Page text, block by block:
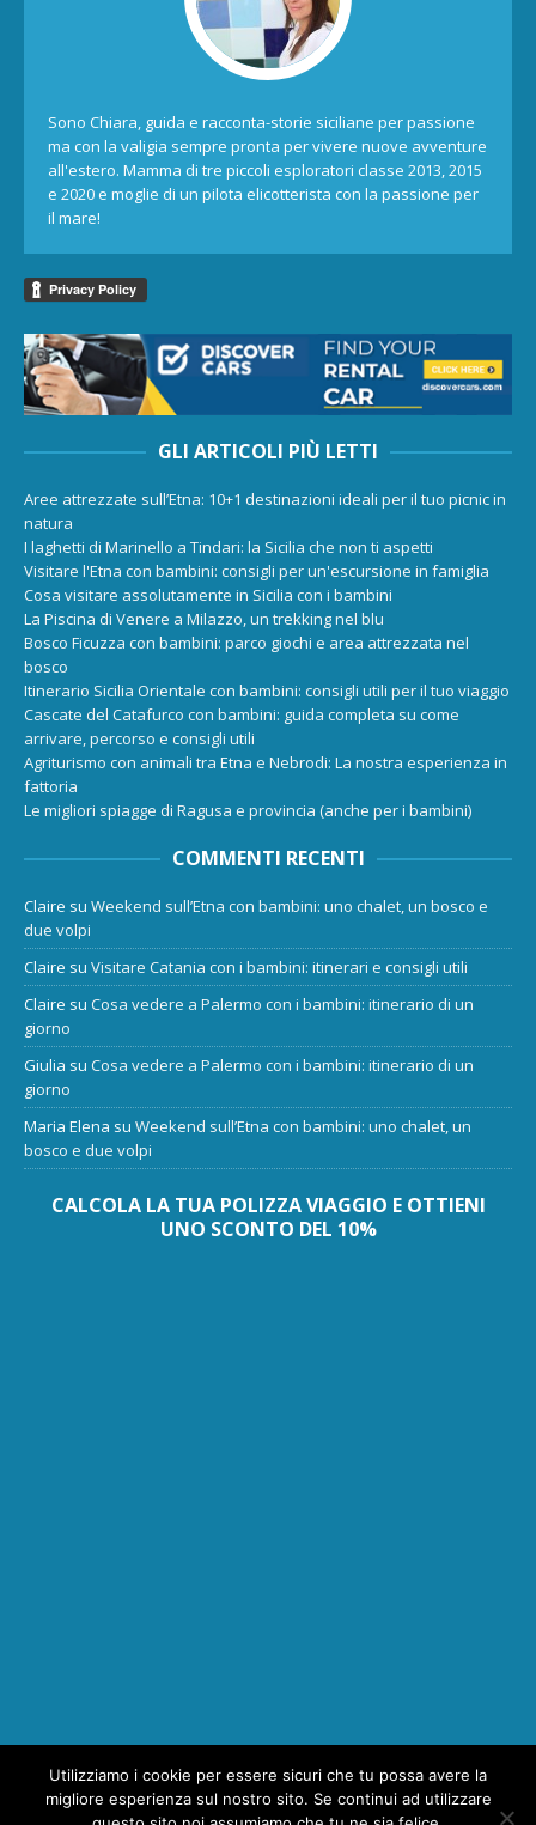
Sono Chiara, guida e racconta-storie siciliane per passione
ma con la valigia sempre pronta per vivere nuove avventure
all'estero. Mamma di tre piccoli esploratori classe 2013, 2015
e 2020 e moglie di un pilota elicotterista con la passione per
il mare!
GLI ARTICOLI PIÙ LETTI
Aree attrezzate sull’Etna: 10+1 destinazioni ideali per il tuo picnic in
natura
I laghetti di Marinello a Tindari: la Sicilia che non ti aspetti
Visitare l'Etna con bambini: consigli per un'escursione in famiglia
Cosa visitare assolutamente in Sicilia con i bambini
La Piscina di Venere a Milazzo, un trekking nel blu
Bosco Ficuzza con bambini: parco giochi e area attrezzata nel
bosco
Itinerario Sicilia Orientale con bambini: consigli utili per il tuo viaggio
Cascate del Catafurco con bambini: guida completa su come
arrivare, percorso e consigli utili
Agriturismo con animali tra Etna e Nebrodi: La nostra esperienza in
fattoria
Le migliori spiagge di Ragusa e provincia (anche per i bambini)
COMMENTI RECENTI
Claire su Weekend sull’Etna con bambini: uno chalet, un bosco e
due volpi
Claire su Visitare Catania con i bambini: itinerari e consigli utili
Claire su Cosa vedere a Palermo con i bambini: itinerario di un
giorno
Giulia su Cosa vedere a Palermo con i bambini: itinerario di un
giorno
Maria Elena su Weekend sull’Etna con bambini: uno chalet, un
bosco e due volpi
CALCOLA LA TUA POLIZZA VIAGGIO E OTTIENI
UNO SCONTO DEL 10%
Utilizziamo i cookie per essere sicuri che tu possa avere la
migliore esperienza sul nostro sito. Se continui ad utilizzare